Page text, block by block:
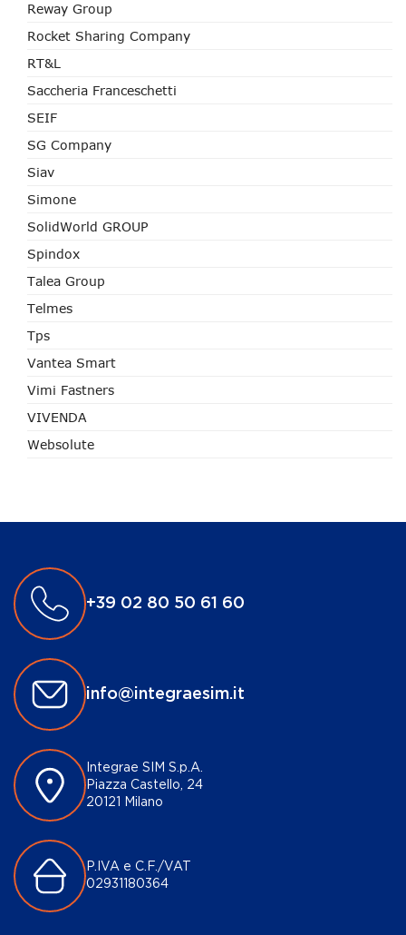
Reway Group
Rocket Sharing Company
RT&L
Saccheria Franceschetti
SEIF
SG Company
Siav
Simone
SolidWorld GROUP
Spindox
Talea Group
Telmes
Tps
Vantea Smart
Vimi Fastners
VIVENDA
Websolute
+39 02 80 50 61 60
info@integraesim.it
Integrae SIM S.p.A.
Piazza Castello, 24
20121 Milano
P.IVA e C.F./VAT
02931180364